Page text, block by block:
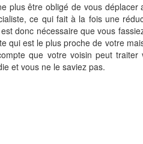
plus être obligé de vous déplacer
ce qui fait à la fois une
donc nécessaire que vous
qui est le plus proche de votre
que votre voisin peut traiter
et vous ne le saviez pas.